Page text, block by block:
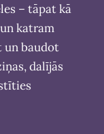
– tāpat kā
katram
un baudot
dalījās